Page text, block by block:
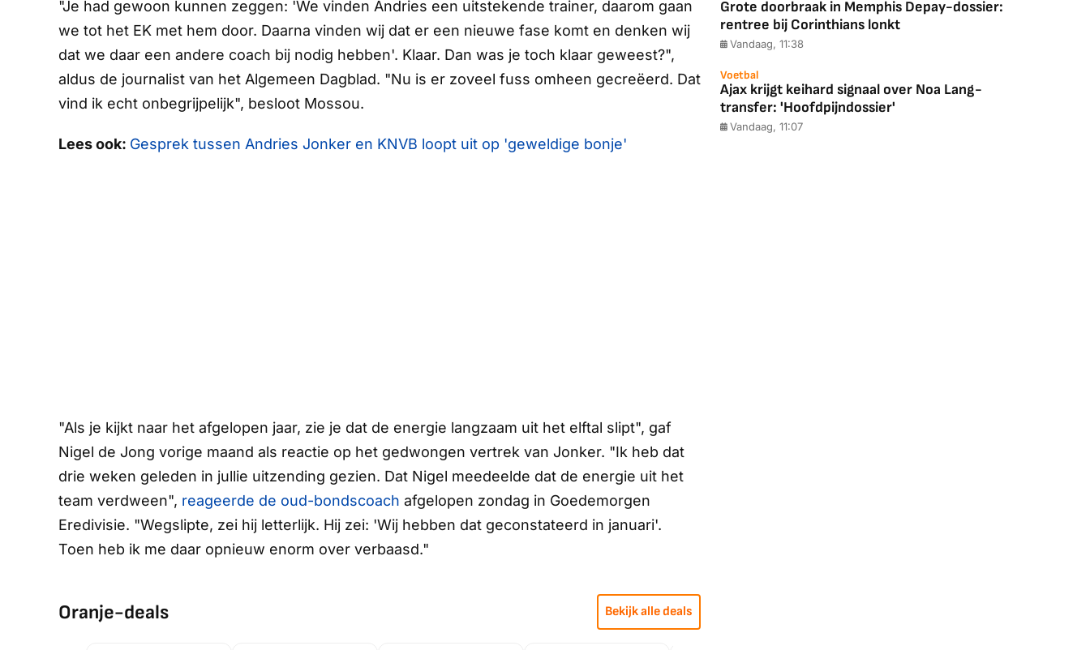
"Je had gewoon kunnen zeggen: 'We vinden Andries een uitstekende trainer, daarom gaan
we tot het EK met hem door. Daarna vinden wij dat er een nieuwe fase komt en denken wij
dat we daar een andere coach bij nodig hebben'. Klaar. Dan was je toch klaar geweest?",
aldus de journalist van het Algemeen Dagblad. "Nu is er zoveel fuss omheen gecreëerd. Dat
vind ik echt onbegrijpelijk", besloot Mossou.
Lees ook: Gesprek tussen Andries Jonker en KNVB loopt uit op 'geweldige bonje'
"Als je kijkt naar het afgelopen jaar, zie je dat de energie langzaam uit het elftal slipt", gaf
Nigel de Jong vorige maand als reactie op het gedwongen vertrek van Jonker. "Ik heb dat
drie weken geleden in jullie uitzending gezien. Dat Nigel meedeelde dat de energie uit het
team verdween", reageerde de oud-bondscoach afgelopen zondag in Goedemorgen
Eredivisie. "Wegslipte, zei hij letterlijk. Hij zei: 'Wij hebben dat geconstateerd in januari'.
Toen heb ik me daar opnieuw enorm over verbaasd."
Oranje-deals Bekijk alle deals
Grote doorbraak in Memphis Depay-dossier:
rentree bij Corinthians lonkt
Vandaag, 11:38
Voetbal
Ajax krijgt keihard signaal over Noa Lang-
transfer: 'Hoofdpijndossier'
Vandaag, 11:07